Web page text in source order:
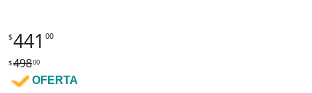
$441 00
$49800
OFERTA